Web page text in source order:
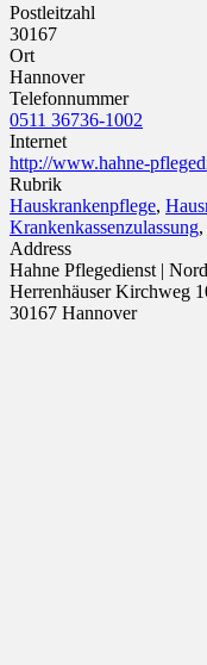
Postleitzahl
30167
Ort
Hannover
Telefonnummer
0511 36736-1002
Internet
http://www.hahne-
Rubrik
Hauskrankenpflege,
Krankenkassenzulassung,
Address
Hahne Pflegedienst |
Herrenhäuser Kirchweg
30167 Hannover